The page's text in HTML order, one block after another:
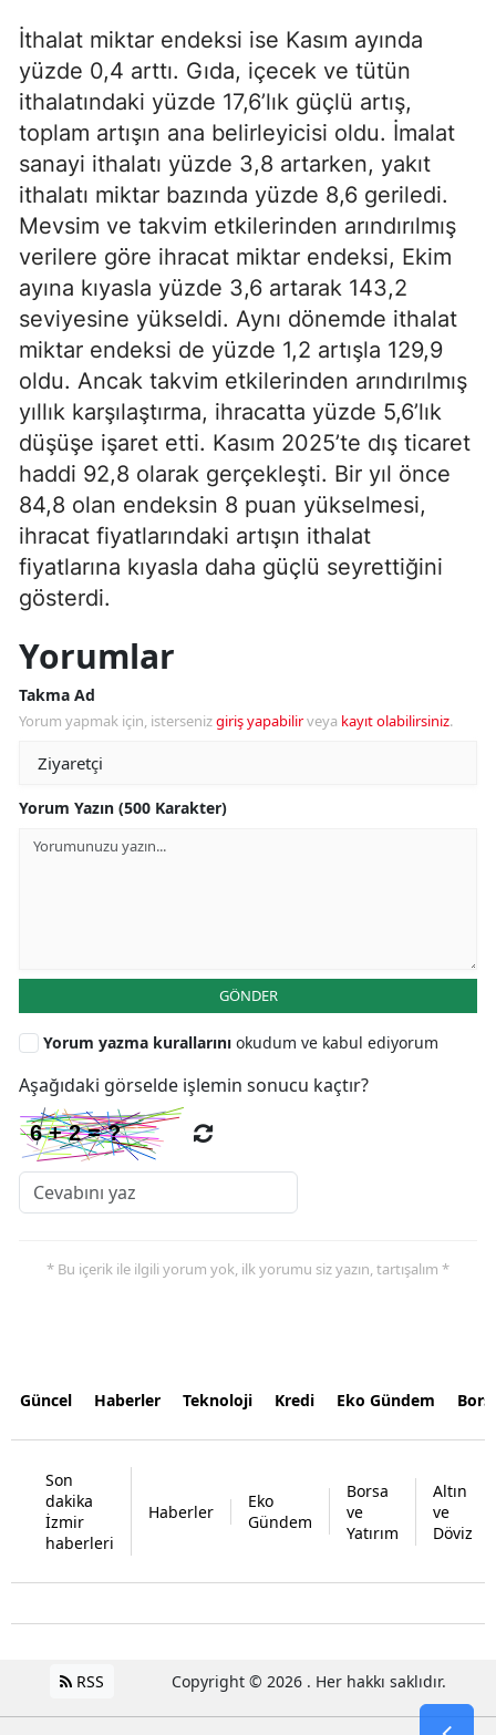
İthalat miktar endeksi ise Kasım ayında
yüzde 0,4 arttı. Gıda, içecek ve tütün
ithalatındaki yüzde 17,6’lık güçlü artış,
toplam artışın ana belirleyicisi oldu. İmalat
sanayi ithalatı yüzde 3,8 artarken, yakıt
ithalatı miktar bazında yüzde 8,6 geriledi.
Mevsim ve takvim etkilerinden arındırılmış
verilere göre ihracat miktar endeksi, Ekim
ayına kıyasla yüzde 3,6 artarak 143,2
seviyesine yükseldi. Aynı dönemde ithalat
miktar endeksi de yüzde 1,2 artışla 129,9
oldu. Ancak takvim etkilerinden arındırılmış
yıllık karşılaştırma, ihracatta yüzde 5,6’lık
düşüşe işaret etti. Kasım 2025’te dış ticaret
haddi 92,8 olarak gerçekleşti. Bir yıl önce
84,8 olan endeksin 8 puan yükselmesi,
ihracat fiyatlarındaki artışın ithalat
fiyatlarına kıyasla daha güçlü seyrettiğini
gösterdi.
Yorumlar
Takma Ad
Yorum yapmak için, istersenizgiriş yapabilirveya kayıt olabilirsiniz.
Yorum Yazın (500 Karakter)
GÖNDER
Yorum yazma kurallarını okudum ve kabul ediyorum
Aşağıdaki görselde işlemin sonucu kaçtır?
* Bu içerik ile ilgili yorum yok, ilk yorumu siz yazın, tartışalım *
Güncel Haberler Teknoloji Kredi Eko Gündem
Son
dakika
İzmir
haberleri
Haberler
Eko
Gündem
Borsa
ve
Yatırım
Altın
ve
Döviz
RSS Copyright © 2026 . Her hakkı saklıdır.